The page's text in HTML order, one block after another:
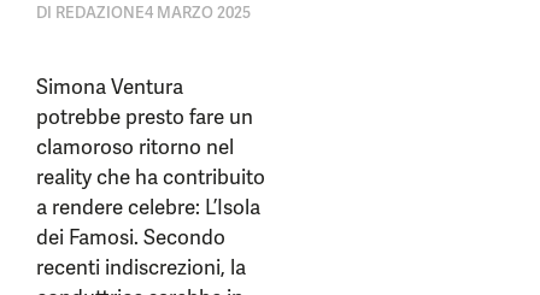
DI REDAZIONE4 MARZO 2025
Simona Ventura
potrebbe presto fare un
clamoroso ritorno nel
reality che ha contribuito
a rendere celebre: L’Isola
dei Famosi. Secondo
recenti indiscrezioni, la